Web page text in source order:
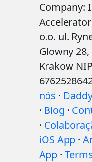
Company:
o.o. ul.
Glowny 28,
Krakow
nós ·
· Blog ·
·
iOS App ·
App · Terms